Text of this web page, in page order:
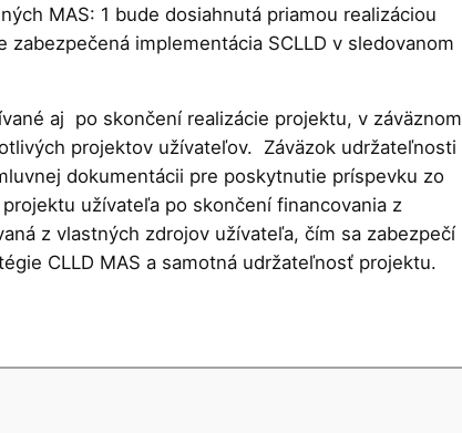
MAS: 1 bude dosiahnutá priamou realizáciou
implementácia SCLLD v sledovanom
aj po skončení realizácie projektu, v záväznom
projektov užívateľov. Záväzok udržateľnosti
dokumentácii pre poskytnutie príspevku zo
užívateľa po skončení financovania z
z vlastných zdrojov užívateľa, čím sa zabezpečí
CLLD MAS a samotná udržateľnosť projektu.